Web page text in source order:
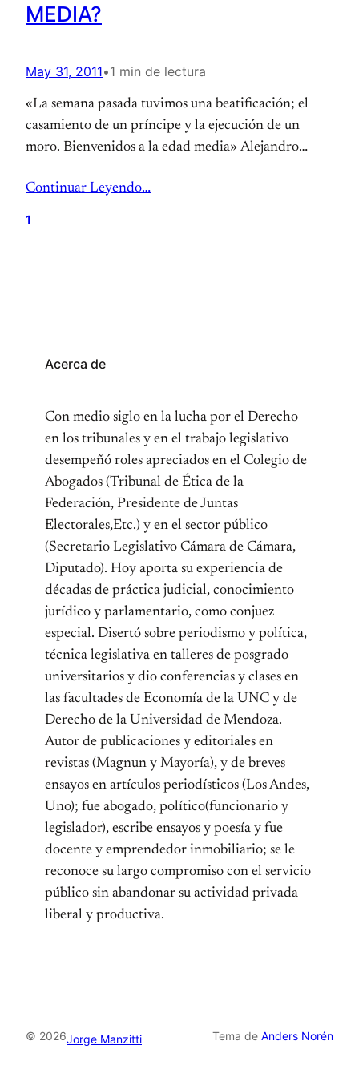
MEDIA?
May 31, 2011•1 min de lectura
«La semana pasada tuvimos una beatificación; el
casamiento de un príncipe y la ejecución de un
moro. Bienvenidos a la edad media» Alejandro
Continuar Leyendo…
1
Acerca de
Con medio siglo en la lucha por el Derecho
en los tribunales y en el trabajo legislativo
desempeñó roles apreciados en el Colegio de
Abogados (Tribunal de Ética de la
Federación, Presidente de Juntas
Electorales,Etc.) y en el sector público
(Secretario Legislativo Cámara de Cámara,
Diputado). Hoy aporta su experiencia de
décadas de práctica judicial, conocimiento
jurídico y parlamentario, como conjuez
especial. Disertó sobre periodismo y política,
técnica legislativa en talleres de posgrado
universitarios y dio conferencias y clases en
las facultades de Economía de la UNC y de
Derecho de la Universidad de Mendoza.
Autor de publicaciones y editoriales en
revistas (Magnun y Mayoría), y de breves
ensayos en artículos periodísticos (Los Andes,
Uno); fue abogado, político(funcionario y
legislador), escribe ensayos y poesía y fue
docente y emprendedor inmobiliario; se le
reconoce su largo compromiso con el servicio
público sin abandonar su actividad privada
liberal y productiva.
© 2026Jorge Manzitti Tema de Anders Norén